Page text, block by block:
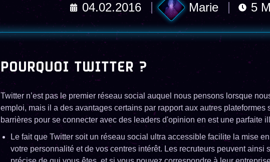
Marie
04.02.2016 5
POURQUOI TWITTER ?
Twitter n’est pas le premier réseau social auquel nous pensons lorsque
emploi, mais il a des avantages certains par rapport aux autres plateformes
barrières pour se connecter avec des leaders d'opinion en est une parfaite
Le fait que Twitter soit un réseau social ultra accessible facilite la mise
votre personnalité et de vos centres intérêt. Les recruteurs peuvent ainsi